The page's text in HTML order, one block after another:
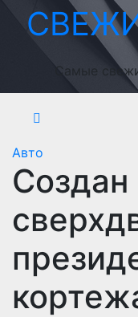
Перейти
Самые
Авто
Создан